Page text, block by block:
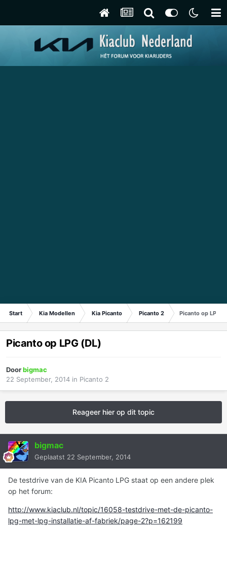
Start Kia Modellen Kia Picanto Picanto 2 Picanto op LPG
Picanto op LPG (DL)
Doorbigmac
22 September, 2014 in Picanto 2
Reageer hier op dit topic
bigmac
Geplaatst 22 September, 2014
De testdrive van de KIA Picanto LPG staat op een andere plek
op het forum:
http://www.kiaclub.nl/topic/16058-testdrive-met-de-picanto-
lpg-met-lpg-installatie-af-fabriek/page-2?p=162199